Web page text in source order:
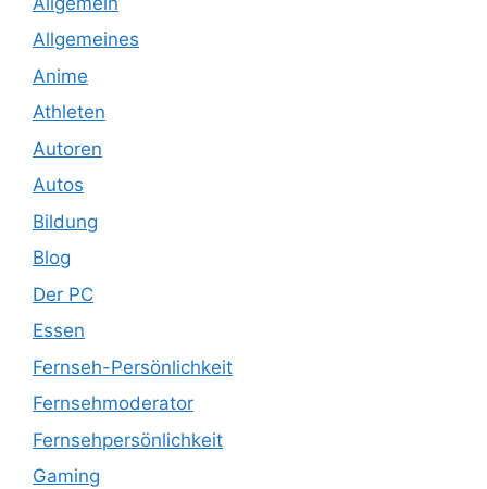
Allgemeines
Anime
Athleten
Autoren
Autos
Bildung
Blog
Der PC
Essen
Fernseh-Persönlichkeit
Fernsehmoderator
Fernsehpersönlichkeit
Gaming